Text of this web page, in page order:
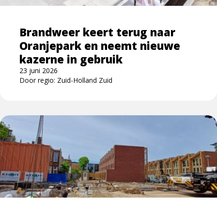
Brandweer keert terug naar
Oranjepark en neemt nieuwe
kazerne in gebruik
23 juni 2026
Door regio: Zuid-Holland Zuid
neemt
nieuwe
kazerne
gebruik
Lees
meer
over
Officiële
start
nieuwbouw
brandweerkazerne